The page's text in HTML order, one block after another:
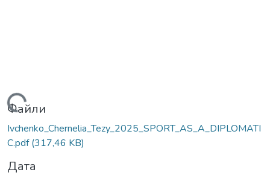
Вантажиться...
Файли
Ivchenko_Chernelia_Tezy_2025_SPORT_AS_A_DIPLOMATI
C.pdf(317,46 KB)
Дата